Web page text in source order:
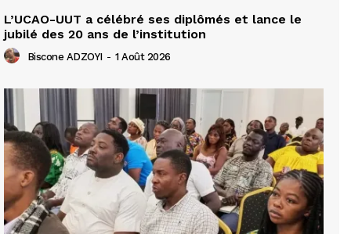
L’UCAO-UUT a célébré ses diplômés et lance le
jubilé des 20 ans de l’institution
Biscone ADZOYI - 1 Août 2026